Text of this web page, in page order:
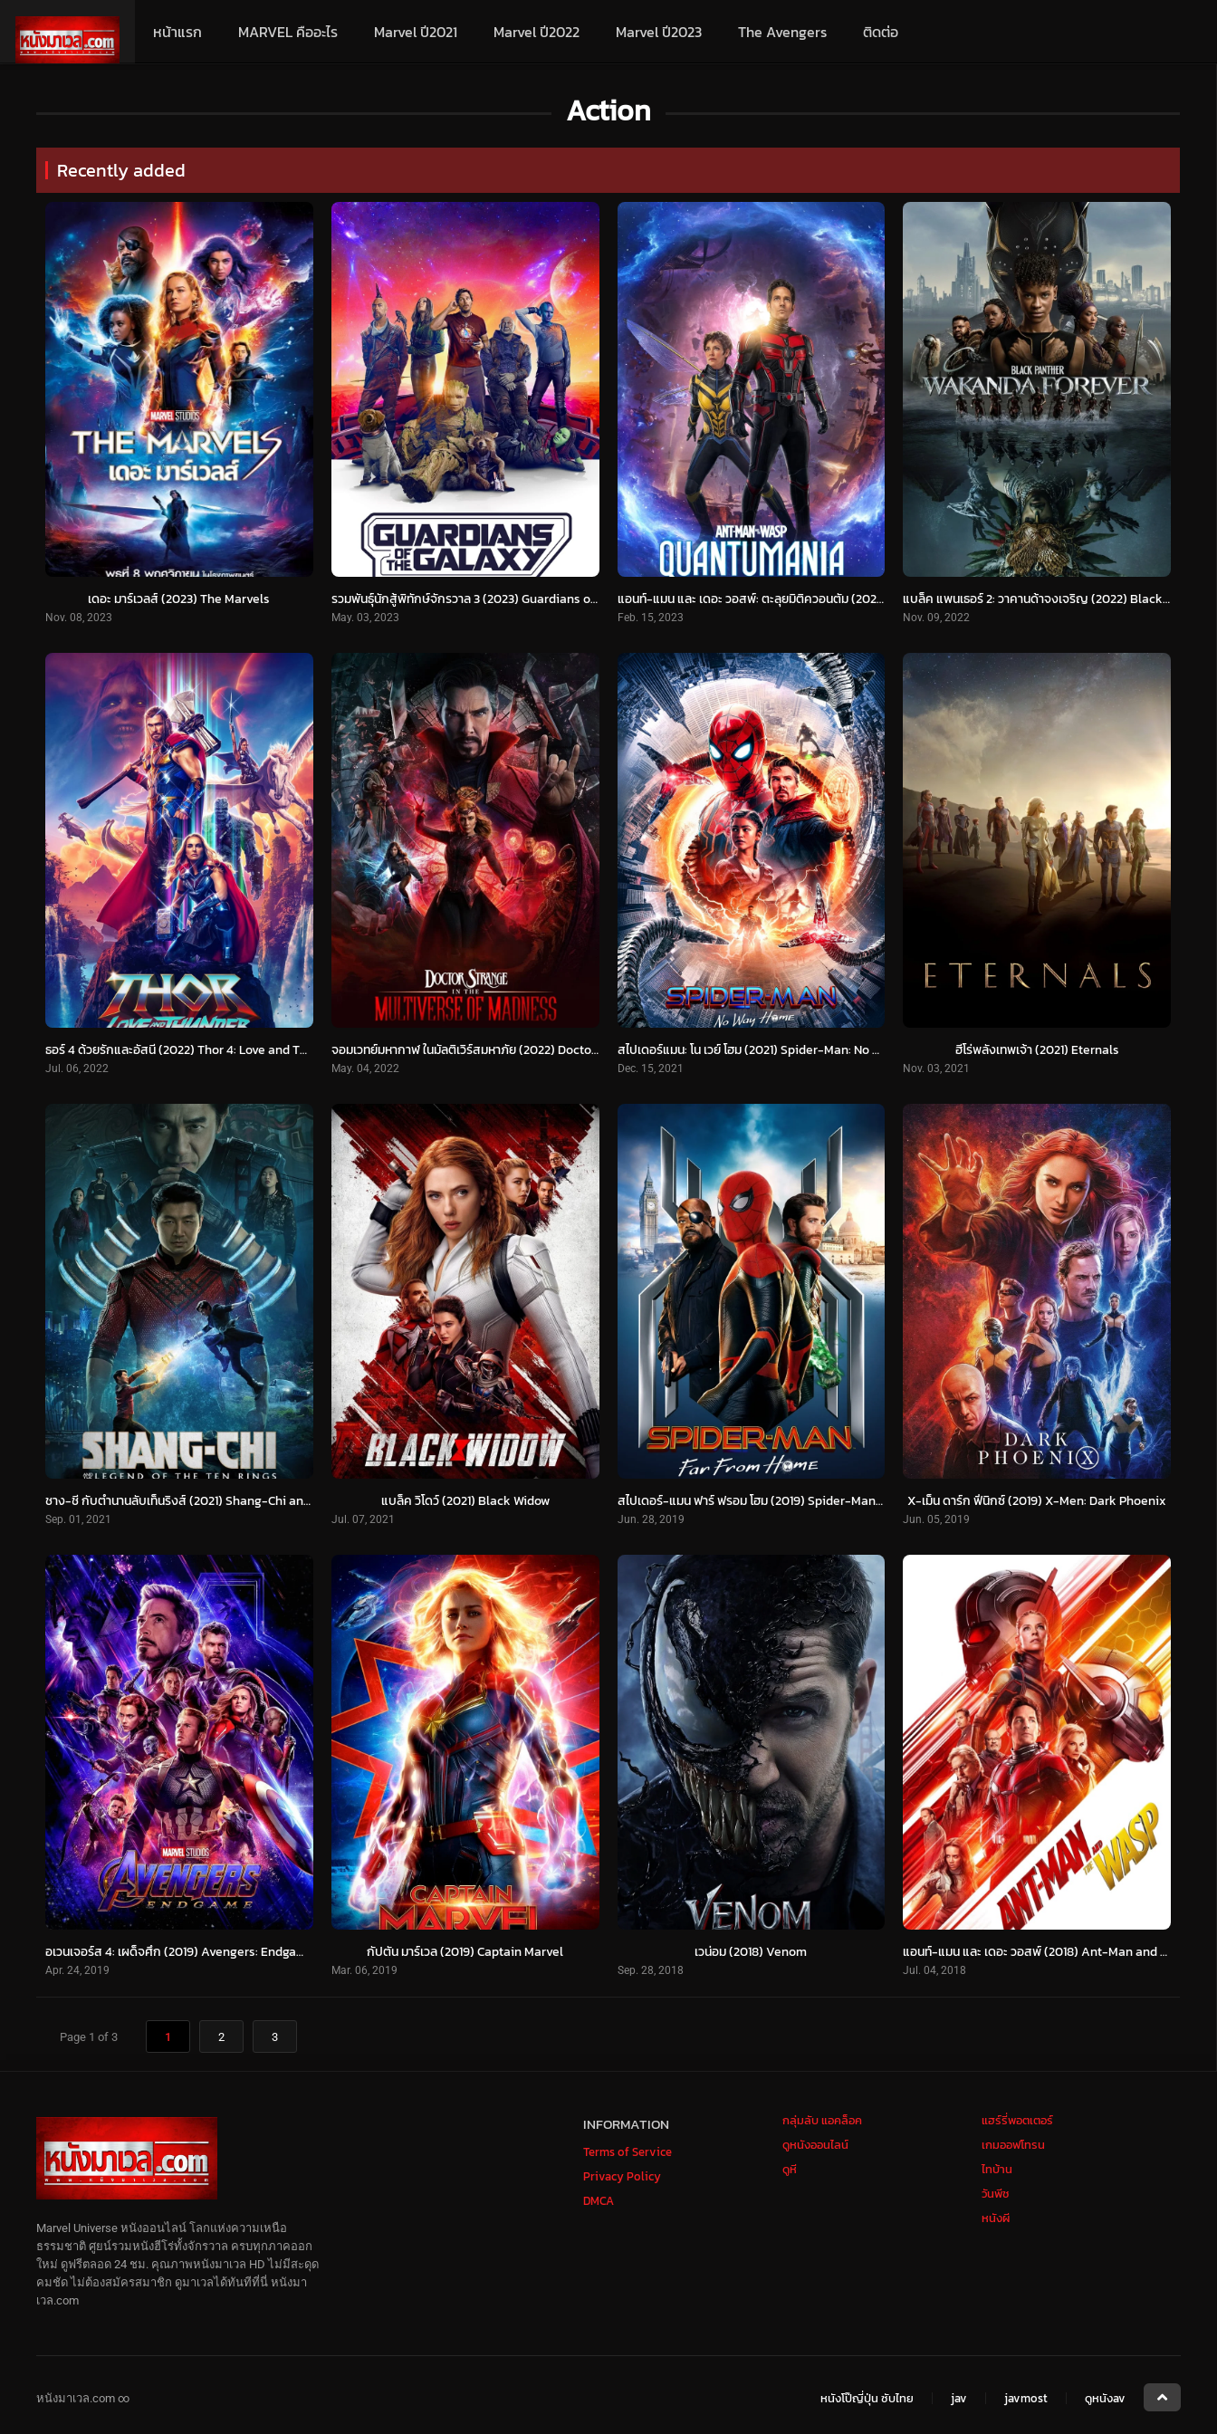
หน้าแรก MARVEL คืออะไร Marvel ปี2021 Marvel ปี2022 Marvel ปี2023 The Avengers ติดต่อ
Action
Recently added
เดอะ มาร์เวลส์ (2023) The Marvels
Nov. 08, 2023
รวมพันธุ์นักสู้พิทักษ์จักรวาล 3 (2023) Guardians of the Galaxy Vol. 3
May. 03, 2023
แอนท์-แมน และ เดอะ วอสพ์: ตะลุยมิติควอนตัม (2023) Ant-Man and The Wasp: Quantumania
Feb. 15, 2023
แบล็ค แพนเธอร์ 2: วาคานด้าจงเจริญ (2022) Black Panther: Wakanda Forever
Nov. 09, 2022
ธอร์ 4 ด้วยรักและอัสนี (2022) Thor 4: Love and Thunder
Jul. 06, 2022
จอมเวทย์มหากาฬ ในมัลติเวิร์สมหาภัย (2022) Doctor Strange in the Multiverse of Madness
May. 04, 2022
สไปเดอร์แมน: โน เวย์ โฮม (2021) Spider-Man: No Way Home
Dec. 15, 2021
ฮีโร่พลังเทพเจ้า (2021) Eternals
Nov. 03, 2021
ชาง-ชี กับตำนานลับเท็นริงส์ (2021) Shang-Chi and The Legend of The Ten Rings
Sep. 01, 2021
แบล็ค วิโดว์ (2021) Black Widow
Jul. 07, 2021
สไปเดอร์-แมน ฟาร์ ฟรอม โฮม (2019) Spider-Man: Far From Home
Jun. 28, 2019
X-เม็น ดาร์ก ฟีนิกซ์ (2019) X-Men: Dark Phoenix
Jun. 05, 2019
อเวนเจอร์ส 4: เผด็จศึก (2019) Avengers: Endgame
Apr. 24, 2019
กัปตัน มาร์เวล (2019) Captain Marvel
Mar. 06, 2019
เวน่อม (2018) Venom
Sep. 28, 2018
แอนท์-แมน และ เดอะ วอสพ์ (2018) Ant-Man and The Wasp
Jul. 04, 2018
Page 1 of 3 1 2 3
INFORMATION
Terms of Service
Privacy Policy
DMCA
กลุ่มลับ แอคล็อค
ดูหนังออนไลน์
ดูหี
แฮร์รี่พอตเตอร์
เกมออฟโทรน
ไทบ้าน
วันพีช
หนังผี
Marvel Universe หนังออนไลน์ โลกแห่งความเหนือ
ธรรมชาติ ศูยน์รวมหนังฮีโร่ทั้งจักรวาล ครบทุกภาคออก
ใหม่ ดูฟรีตลอด 24 ชม. คุณภาพหนังมาเวล HD ไม่มีสะดุด
คมชัด ไม่ต้องสมัครสมาชิก ดูมาเวลได้ทันทีที่นี่ หนังมา
เวล.com
หนังมาเวล.com ∞ หนังโป๊ญี่ปุ่น ซับไทย jav javmost ดูหนังav